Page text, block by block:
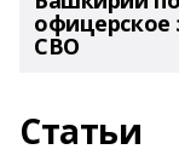
офицерское
СВО
Статьи